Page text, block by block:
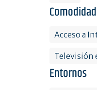
Acceso a
Televisión
Entornos